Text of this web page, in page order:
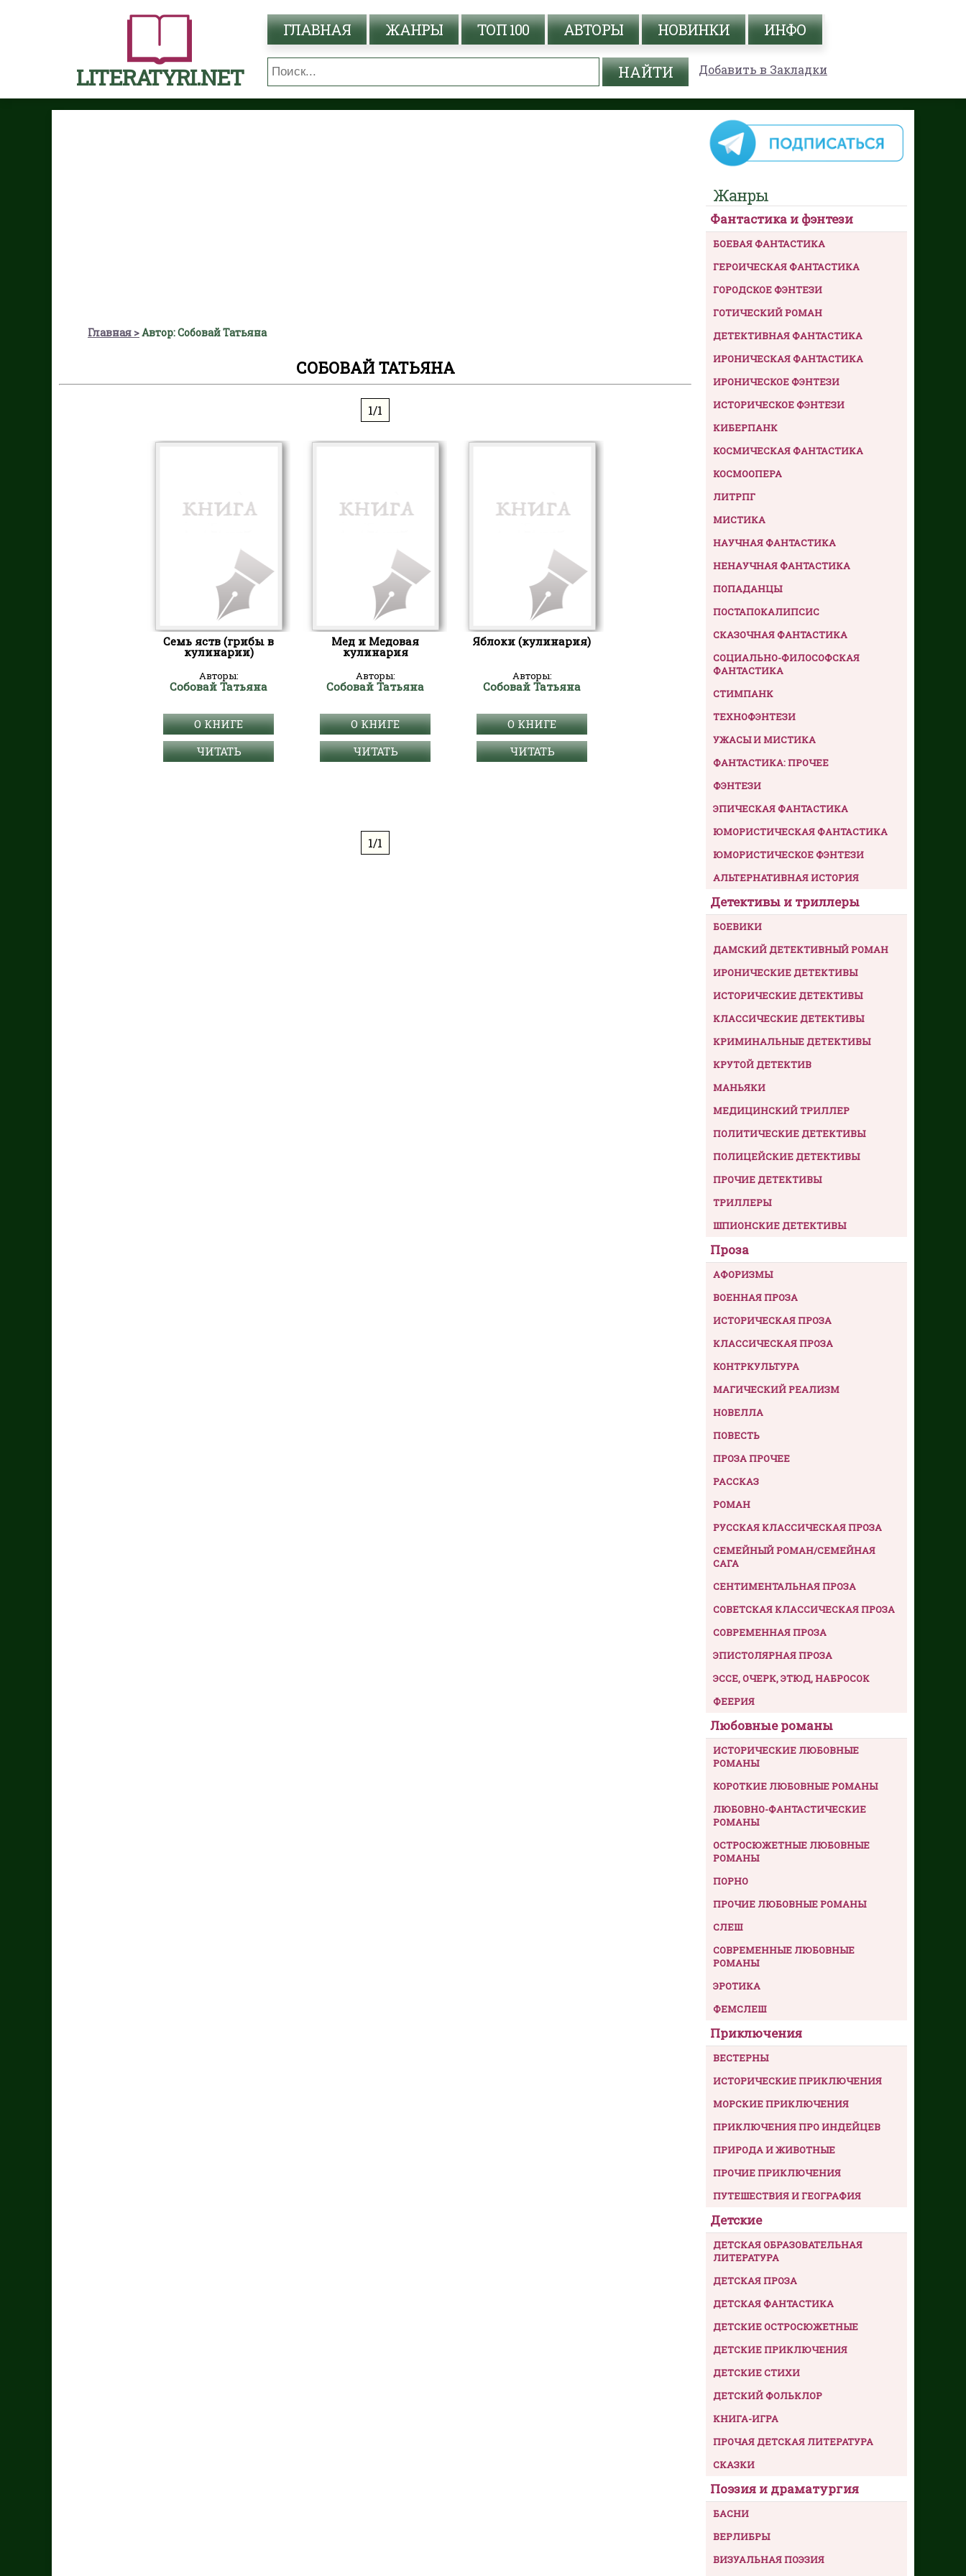
LITERATYRI.NET
ГЛАВНАЯ ЖАНРЫ ТОП 100 АВТОРЫ НОВИНКИ ИНФО
Добавить в Закладки
Главная Автор: Собовай Татьяна
СОБОВАЙ ТАТЬЯНА
1/1
Семь яств (грибы в
кулинарии)
Авторы:
Собовай Татьяна
О КНИГЕ
ЧИТАТЬ
Мед и Медовая
кулинария
Авторы:
Собовай Татьяна
О КНИГЕ
ЧИТАТЬ
Яблоки (кулинария)
Авторы:
Собовай Татьяна
О КНИГЕ
ЧИТАТЬ
1/1
Жанры
Фантастика и фэнтези
БОЕВАЯ ФАНТАСТИКА
ГЕРОИЧЕСКАЯ ФАНТАСТИКА
ГОРОДСКОЕ ФЭНТЕЗИ
ГОТИЧЕСКИЙ РОМАН
ДЕТЕКТИВНАЯ ФАНТАСТИКА
ИРОНИЧЕСКАЯ ФАНТАСТИКА
ИРОНИЧЕСКОЕ ФЭНТЕЗИ
ИСТОРИЧЕСКОЕ ФЭНТЕЗИ
КИБЕРПАНК
КОСМИЧЕСКАЯ ФАНТАСТИКА
КОСМООПЕРА
ЛИТРПГ
МИСТИКА
НАУЧНАЯ ФАНТАСТИКА
НЕНАУЧНАЯ ФАНТАСТИКА
ПОПАДАНЦЫ
ПОСТАПОКАЛИПСИС
СКАЗОЧНАЯ ФАНТАСТИКА
СОЦИАЛЬНО-ФИЛОСОФСКАЯ
ФАНТАСТИКА
СТИМПАНК
ТЕХНОФЭНТЕЗИ
УЖАСЫ И МИСТИКА
ФАНТАСТИКА: ПРОЧЕЕ
ФЭНТЕЗИ
ЭПИЧЕСКАЯ ФАНТАСТИКА
ЮМОРИСТИЧЕСКАЯ ФАНТАСТИКА
ЮМОРИСТИЧЕСКОЕ ФЭНТЕЗИ
АЛЬТЕРНАТИВНАЯ ИСТОРИЯ
Детективы и триллеры
БОЕВИКИ
ДАМСКИЙ ДЕТЕКТИВНЫЙ РОМАН
ИРОНИЧЕСКИЕ ДЕТЕКТИВЫ
ИСТОРИЧЕСКИЕ ДЕТЕКТИВЫ
КЛАССИЧЕСКИЕ ДЕТЕКТИВЫ
КРИМИНАЛЬНЫЕ ДЕТЕКТИВЫ
КРУТОЙ ДЕТЕКТИВ
МАНЬЯКИ
МЕДИЦИНСКИЙ ТРИЛЛЕР
ПОЛИТИЧЕСКИЕ ДЕТЕКТИВЫ
ПОЛИЦЕЙСКИЕ ДЕТЕКТИВЫ
ПРОЧИЕ ДЕТЕКТИВЫ
ТРИЛЛЕРЫ
ШПИОНСКИЕ ДЕТЕКТИВЫ
Проза
АФОРИЗМЫ
ВОЕННАЯ ПРОЗА
ИСТОРИЧЕСКАЯ ПРОЗА
КЛАССИЧЕСКАЯ ПРОЗА
КОНТРКУЛЬТУРА
МАГИЧЕСКИЙ РЕАЛИЗМ
НОВЕЛЛА
ПОВЕСТЬ
ПРОЗА ПРОЧЕЕ
РАССКАЗ
РОМАН
РУССКАЯ КЛАССИЧЕСКАЯ ПРОЗА
СЕМЕЙНЫЙ РОМАН/СЕМЕЙНАЯ
САГА
СЕНТИМЕНТАЛЬНАЯ ПРОЗА
СОВЕТСКАЯ КЛАССИЧЕСКАЯ ПРОЗА
СОВРЕМЕННАЯ ПРОЗА
ЭПИСТОЛЯРНАЯ ПРОЗА
ЭССЕ, ОЧЕРК, ЭТЮД, НАБРОСОК
ФЕЕРИЯ
Любовные романы
ИСТОРИЧЕСКИЕ ЛЮБОВНЫЕ
РОМАНЫ
КОРОТКИЕ ЛЮБОВНЫЕ РОМАНЫ
ЛЮБОВНО-ФАНТАСТИЧЕСКИЕ
РОМАНЫ
ОСТРОСЮЖЕТНЫЕ ЛЮБОВНЫЕ
РОМАНЫ
ПОРНО
ПРОЧИЕ ЛЮБОВНЫЕ РОМАНЫ
СЛЕШ
СОВРЕМЕННЫЕ ЛЮБОВНЫЕ
РОМАНЫ
ЭРОТИКА
ФЕМСЛЕШ
Приключения
ВЕСТЕРНЫ
ИСТОРИЧЕСКИЕ ПРИКЛЮЧЕНИЯ
МОРСКИЕ ПРИКЛЮЧЕНИЯ
ПРИКЛЮЧЕНИЯ ПРО ИНДЕЙЦЕВ
ПРИРОДА И ЖИВОТНЫЕ
ПРОЧИЕ ПРИКЛЮЧЕНИЯ
ПУТЕШЕСТВИЯ И ГЕОГРАФИЯ
Детские
ДЕТСКАЯ ОБРАЗОВАТЕЛЬНАЯ
ЛИТЕРАТУРА
ДЕТСКАЯ ПРОЗА
ДЕТСКАЯ ФАНТАСТИКА
ДЕТСКИЕ ОСТРОСЮЖЕТНЫЕ
ДЕТСКИЕ ПРИКЛЮЧЕНИЯ
ДЕТСКИЕ СТИХИ
ДЕТСКИЙ ФОЛЬКЛОР
КНИГА-ИГРА
ПРОЧАЯ ДЕТСКАЯ ЛИТЕРАТУРА
СКАЗКИ
Поэзия и драматургия
БАСНИ
ВЕРЛИБРЫ
ВИЗУАЛЬНАЯ ПОЭЗИЯ